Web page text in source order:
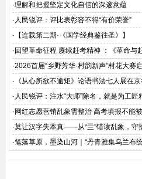
·理解和把握坚定文化自信的深邃意蕴
· 人民锐评：评比表彰容不得“有价荣誉”
· 【连载第二期·《国学经典鉴往圣》】
· 回望革命征程 赓续赶考精神 ：《革命与
举办
·2026首届“乡野芳华·村韵新声”村花大赛
6年8月在京举办
· 《从心所欲不逾矩》论语书法七人展在
· 人民锐评：注水“大师”除名，就是为工匠
· 网红志愿营销乱象需整治 高考填报不能
·莫让汉字失本真——从“亖”错读乱象，守
基
·笔落草原，墨染山河｜“丹青雅集乌兰布